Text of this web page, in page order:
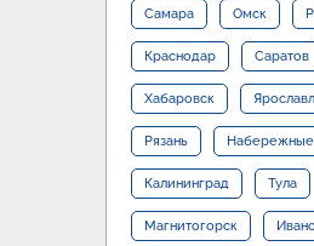
Самара Омск
Краснодар Саратов
Хабаровск
Рязань
Калининград Тула
Магнитогорск